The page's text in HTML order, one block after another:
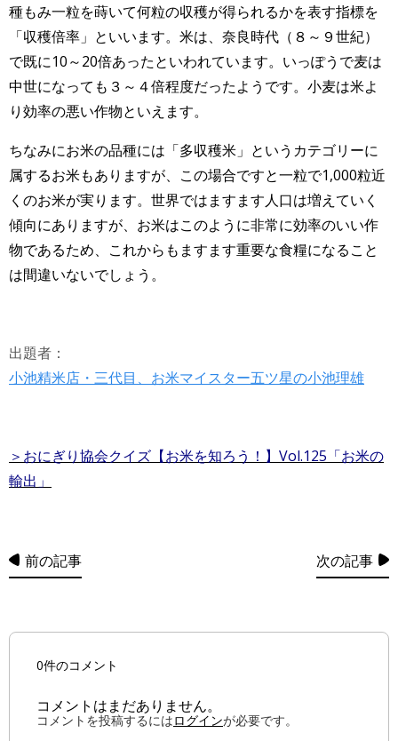
種もみ一粒を蒔いて何粒の収穫が得られるかを表す指標を
「収穫倍率」といいます。米は、奈良時代（８～９世紀）
で既に10～20倍あったといわれています。いっぽうで麦は
中世になっても３～４倍程度だったようです。小麦は米よ
り効率の悪い作物といえます。
ちなみにお米の品種には「多収穫米」というカテゴリーに
属するお米もありますが、この場合ですと一粒で1,000粒近
くのお米が実ります。世界ではますます人口は増えていく
傾向にありますが、お米はこのように非常に効率のいい作
物であるため、これからもますます重要な食糧になること
は間違いないでしょう。
出題者：
小池精米店・三代目、お米マイスター五ツ星の小池理雄
＞おにぎり協会クイズ【お米を知ろう！】Vol.125 「お米の
輸出」
前の記事 次の記事
0件のコメント
コメントはまだありません。
コメントを投稿するにはログインが必要です。